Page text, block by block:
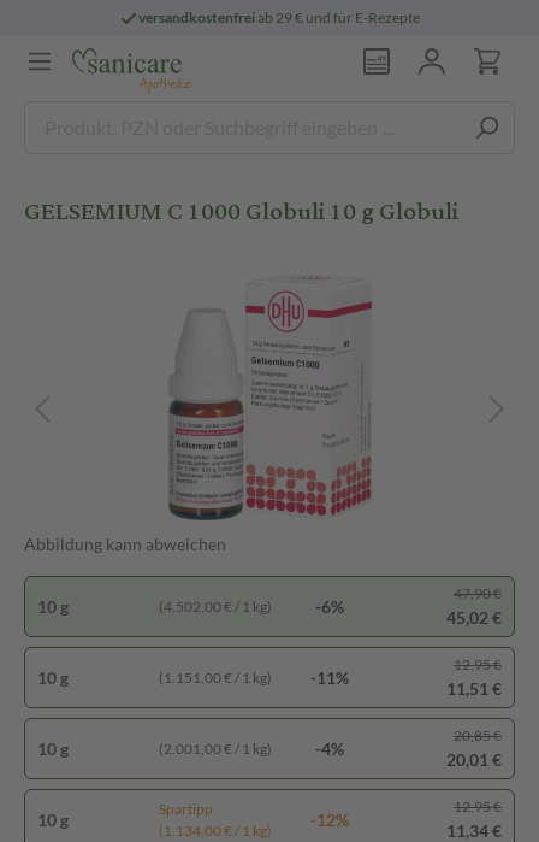
versandkostenfreiab 29 € und für E-Rezepte
GELSEMIUM C 1000 Globuli 10 g Globuli
Abbildung kann abweichen
10 g (4.502,00 € / 1 kg) -6%
47,90 €
45,02 €
10 g (1.151,00 € / 1 kg) -11%
12,95 €
11,51 €
10 g (2.001,00 € / 1 kg) -4%
20,85 €
20,01 €
10 g
Spartipp
(1.134,00 € / 1 kg)
-12%
12,95 €
11,34 €